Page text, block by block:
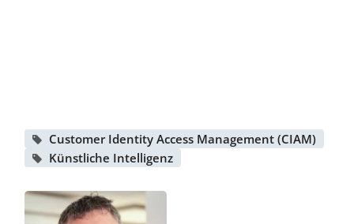
Customer Identity Access Management (CIAM)
Künstliche Intelligenz